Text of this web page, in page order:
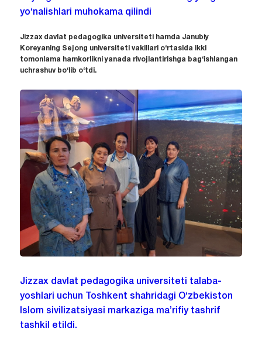
yo‘nalishlari muhokama qilindi
Jizzax davlat pedagogika universiteti hamda Janubiy
Koreyaning Sejong universiteti vakillari o‘rtasida ikki
tomonlama hamkorlikni yanada rivojlantirishga bag‘ishlangan
uchrashuv bo‘lib o‘tdi.
Jizzax davlat pedagogika universiteti talaba-
yoshlari uchun Toshkent shahridagi O‘zbekiston
Islom sivilizatsiyasi markaziga ma’rifiy tashrif
tashkil etildi.